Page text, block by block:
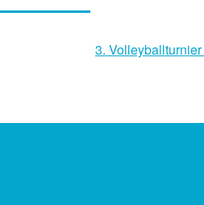
3. Volleyballturnier